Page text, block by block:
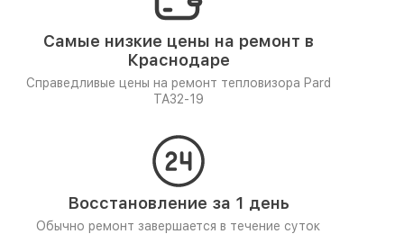
Самые низкие цены на ремонт в
Краснодаре
Справедливые цены на ремонт тепловизора Pard
TA32-19
Восстановление за 1 день
Обычно ремонт завершается в течение суток